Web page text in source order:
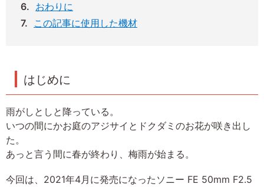
おわりに
この記事に使用した機材
はじめに
雨がしとしと降っている。
いつの間にかお庭のアジサイとドクダミのお花が咲き出し
た。
あっと言う間に春が終わり、梅雨が始まる。
今回は、2021年4月に発売になったソニー FE 50mm F2.5